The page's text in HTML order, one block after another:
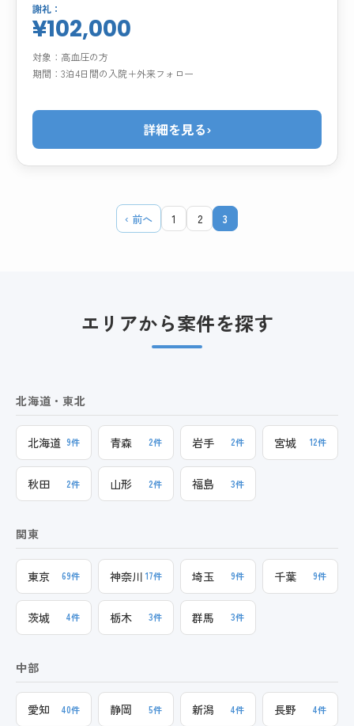
謝礼：
¥102,000
対象： 高血圧の方
期間：3泊4日間の入院＋外来フォロー
詳細を見る›
‹ 前へ 1 2 3
エリアから案件を探す
北海道・東北
北海道 9件 青森 2件 岩手 2件 宮城 12件
秋田 2件 山形 2件 福島 3件
関東
東京 69件 神奈川 17件 埼玉 9件 千葉 9件
茨城 4件 栃木 3件 群馬 3件
中部
愛知 40件 静岡 5件 新潟 4件 長野 4件